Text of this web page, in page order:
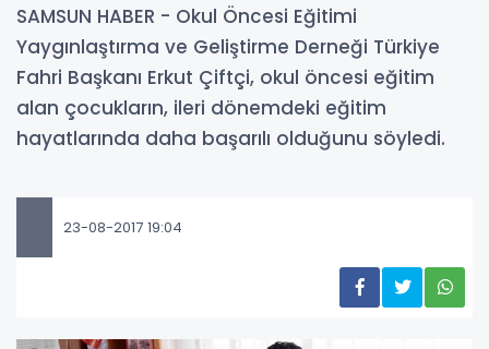
SAMSUN HABER - Okul Öncesi Eğitimi
Yaygınlaştırma ve Geliştirme Derneği Türkiye
Fahri Başkanı Erkut Çiftçi, okul öncesi eğitim
alan çocukların, ileri dönemdeki eğitim
hayatlarında daha başarılı olduğunu söyledi.
23-08-2017 19:04